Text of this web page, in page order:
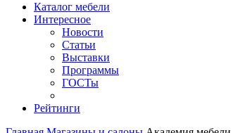
Каталог мебели
Интересное
Новости
Статьи
Выставки
Программы
ГОСТы
Рейтинги